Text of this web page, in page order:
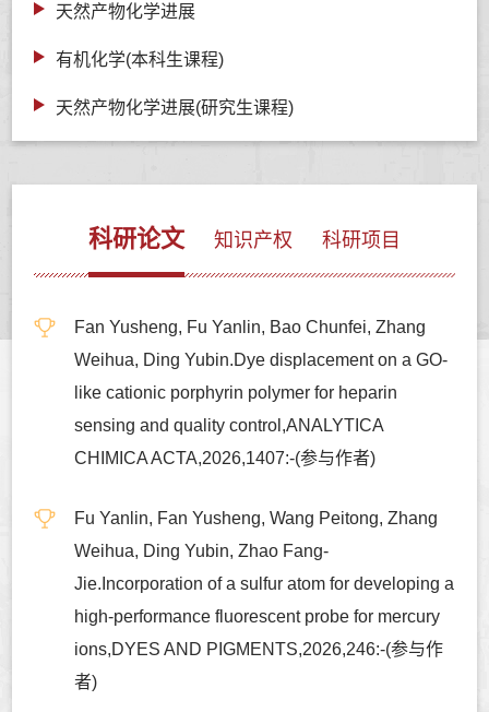
天然产物化学进展
有机化学(本科生课程)
天然产物化学进展(研究生课程)
科研论文 知识产权 科研项目
Fan Yusheng, Fu Yanlin, Bao Chunfei, Zhang
Weihua, Ding Yubin.Dye displacement on a GO-
like cationic porphyrin polymer for heparin
sensing and quality control,ANALYTICA
CHIMICA ACTA,2026,1407:-(参与作者)
Fu Yanlin, Fan Yusheng, Wang Peitong, Zhang
Weihua, Ding Yubin, Zhao Fang-
Jie.Incorporation of a sulfur atom for developing a
high-performance fluorescent probe for mercury
ions,DYES AND PIGMENTS,2026,246:-(参与作
者)